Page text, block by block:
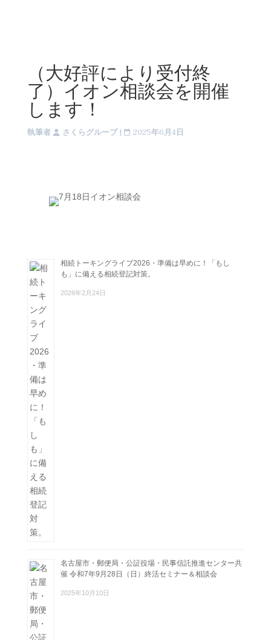
（大好評により受付終
了）イオン相談会を開催
します！
執筆者 さくらグループ| 2025年6月4日
相続トーキングライブ2026・準備は早めに！「もし
も」に備える相続登記対策。
2026年2月24日
名古屋市・郵便局・公証役場・民事信託推進センター共
催 令和7年9月28日（日）終活セミナー＆相談会
2025年10月10日